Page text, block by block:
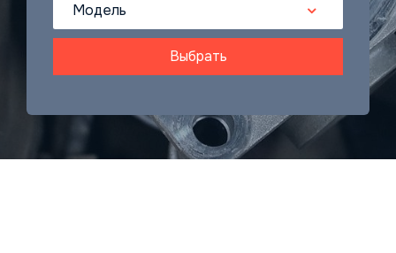
Модель
Выбрать